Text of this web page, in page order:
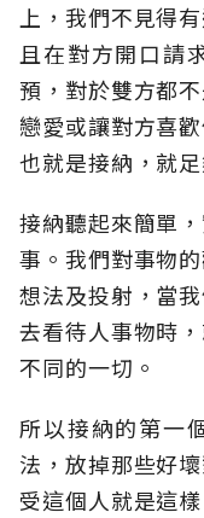
上，我們不見得
且在對方開口請
預，對於雙方都
戀愛或讓對方喜
也就是接納，就足
接納聽起來簡單
事。我們對事物
想法及投射，當
去看待人事物時
不同的一切。
所以接納的第一
法，放掉那些好
受這個人就是這